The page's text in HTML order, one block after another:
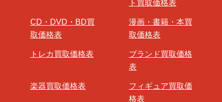
ト買取価格表
CD・DVD・BD買
取価格表
漫画・書籍・本買
取価格表
トレカ買取価格表
ブランド買取価格
表
楽器買取価格表
フィギュア買取価
格表